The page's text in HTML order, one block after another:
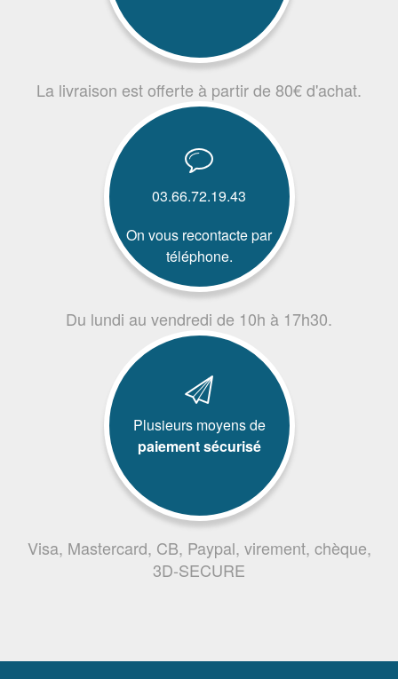
La livraison est offerte à partir de 80€ d'achat.
03.66.72.19.43
On vous recontacte par
téléphone.
Du lundi au vendredi de 10h à 17h30.
Plusieurs moyens de
paiement sécurisé
Visa, Mastercard, CB, Paypal, virement, chèque,
3D-SECURE